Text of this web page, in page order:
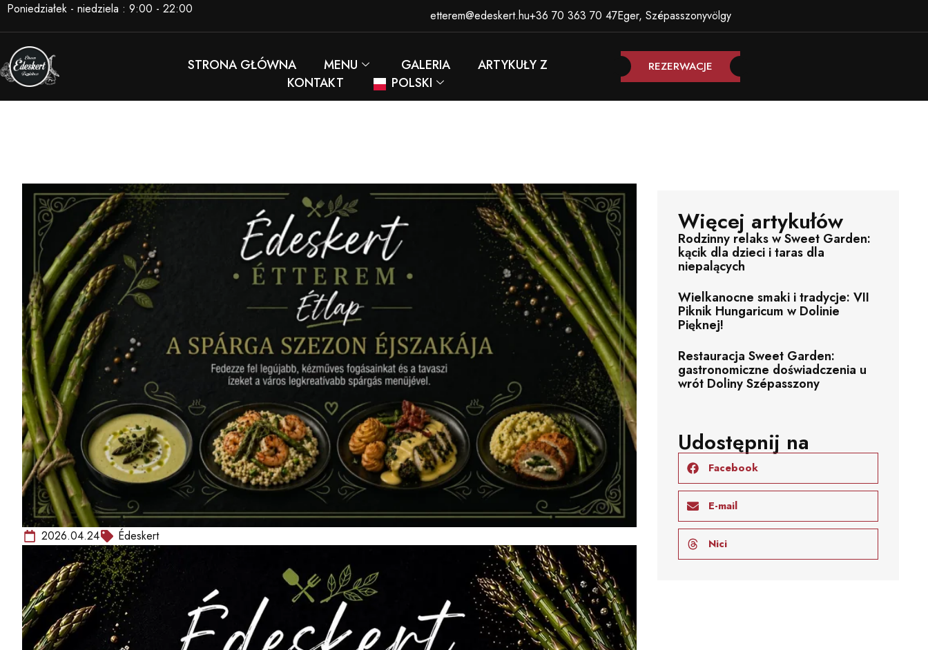
Poniedziałek - niedziela : 9:00 - 22:00 etterem@edeskert.hu+36 70 363 70 47Eger, Szépasszonyvölgy
STRONA GŁÓWNA MENU GALERIA
ARTYKUŁY Z
KONTAKT
POLSKI
REZERWACJE
2026.04.24 Édeskert
Więcej artykułów
Rodzinny relaks w Sweet Garden:
kącik dla dzieci i taras dla
niepalących
Wielkanocne smaki i tradycje: VII
Piknik Hungaricum w Dolinie
Pięknej!
Restauracja Sweet Garden:
gastronomiczne doświadczenia u
wrót Doliny Szépasszony
Udostępnij na
Facebook
E-mail
Nici